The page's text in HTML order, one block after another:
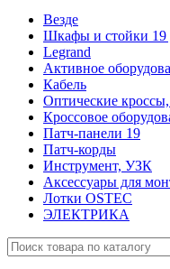
Везде
Шкафы и стойки
Legrand
Активное
Кабель
Оптические
Кроссовое
Патч-панели 19
Патч-корды
Инструмент, УЗК
Аксессуары для
Лотки OSTEC
ЭЛЕКТРИКА